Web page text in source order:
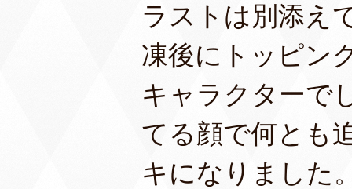
ラストは別添え
凍後にトッピン
キャラクターで
てる顔で何とも
キになりました